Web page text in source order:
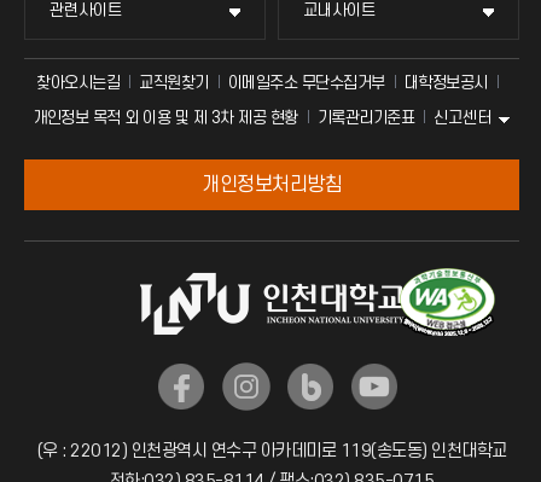
관련사이트 교내사이트
찾아오시는길 교직원찾기 이메일주소 무단수집거부
대학정보공시
개인정보 목적 외 이용 및 제 3차 제공 현황
기록관리기준표 신고센터
개인정보처리방침
(우 : 22012) 인천광역시 연수구 아카데미로 119(송도동) 인천대학교